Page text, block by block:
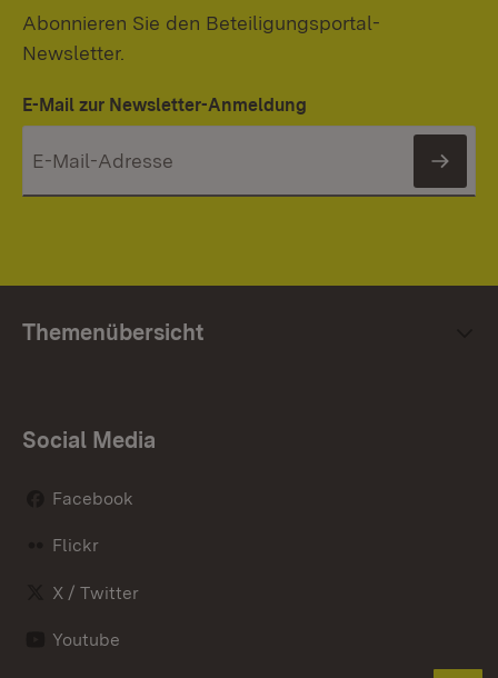
Abonnieren Sie den Beteiligungsportal-
Newsletter.
E-Mail zur Newsletter-Anmeldung
Themenübersicht
Social Media
Facebook
Flickr
X / Twitter
Youtube